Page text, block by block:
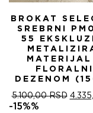
BROKAT
SREBRNI
55
MATERIJAL
DEZENOM
5.100,00RSD
-15%%